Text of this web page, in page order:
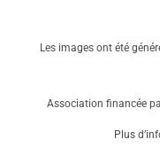
Les images ont été
Association financée
Plus